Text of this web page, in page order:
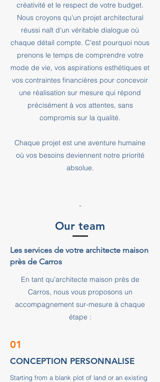
créativité et le respect de votre budget.
Nous croyons qu'un projet architectural
réussi naît d'un véritable dialogue où
chaque détail compte. C'est pourquoi nous
prenons le temps de comprendre votre
mode de vie, vos aspirations esthétiques et
vos contraintes financières pour concevoir
une réalisation sur mesure qui répond
précisément à vos attentes, sans
compromis sur la qualité.
Chaque projet est une aventure humaine
où vos besoins deviennent notre priorité
absolue.
-
Our team
Les services de votre architecte maison
près de Carros
En tant qu'architecte maison près de
Carros, nous vous proposons un
accompagnement sur-mesure à chaque
étape :
01
CONCEPTION PERSONNALISE
Starting from a blank plot of land or an existing